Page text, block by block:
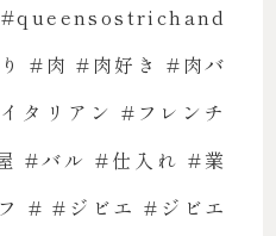
#肉 #肉好き #肉バ
タリアン #フレンチ
#バル #仕入れ #業
# #ジビエ #ジビエ